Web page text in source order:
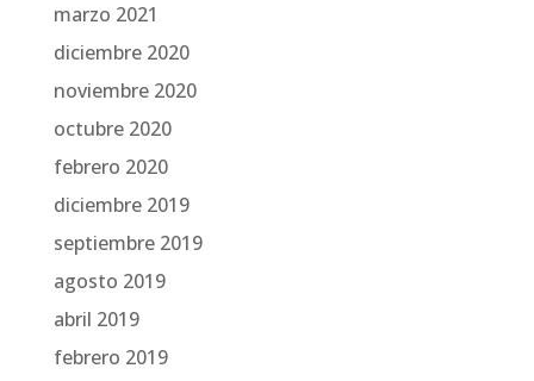
marzo 2021
diciembre 2020
noviembre 2020
octubre 2020
febrero 2020
diciembre 2019
septiembre 2019
agosto 2019
abril 2019
febrero 2019